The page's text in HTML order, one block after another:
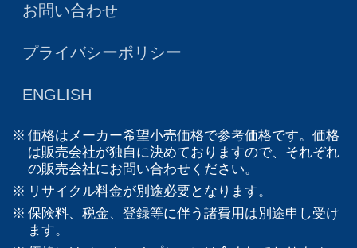
お問い合わせ
プライバシーポリシー
ENGLISH
価格はメーカー希望小売価格で参考価格です。価格
は販売会社が独自に決めておりますので、それぞれ
の販売会社にお問い合わせください。
リサイクル料金が別途必要となります。
保険料、税金、登録等に伴う諸費用は別途申し受け
ます。